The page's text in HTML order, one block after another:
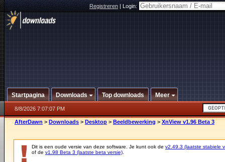
Registreren|Login:
Startpagina Downloads Top downloads Meer
8/8/2026 7:07:07 PM
AfterDawn > Downloads > Desktop > Beeldbewerking > XnView v1.96 Beta 3
Dit is een oude versie van deze software. Je kunt ook de v2.49.3 (laatste stabiele
of de v1.98 Beta 3 (laatste beta versie)